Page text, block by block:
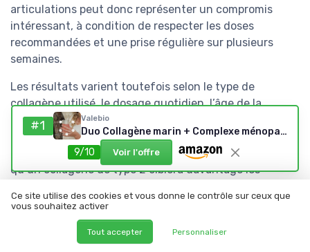
articulations peut donc représenter un compromis
intéressant, à condition de respecter les doses
recommandées et une prise régulière sur plusieurs
semaines.
Les résultats varient toutefois selon le type de
collagène utilisé, le dosage quotidien, l’âge de la
personne et son hygiène de vie globale, notamment
l’alimentation et l’exposition au soleil. Un collagène
marin de type 1 sera plus orienté vers la peau, tandis
qu’un collagène de type 2 ciblera davantage les
avant d’acheter. Pour une approche globale de la sante
de la peau et des articulations, certaines formules
associent collagène hydrolysé, acide hyaluronique,
#1 Valebio
Duo Collagène marin + Complexe ménopause — Cure 1 mois (Lot de 2)
9/10
Voir l'offre
Ce site utilise des cookies et vous donne le contrôle sur ceux que
vous souhaitez activer
Tout accepter Personnaliser